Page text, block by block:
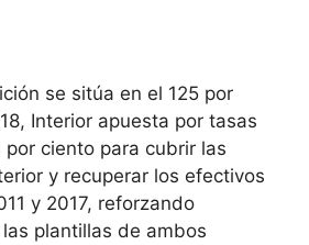
se sitúa en el 125 por
Interior apuesta por tasas
por ciento para cubrir las
y recuperar los efectivos
y 2017, reforzando
plantillas de ambos